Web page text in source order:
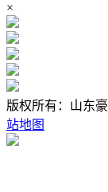
×
版权所有：山东
站地图